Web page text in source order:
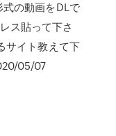
の動画をDLで
ス貼って下さ
サイト教えて下
05/07